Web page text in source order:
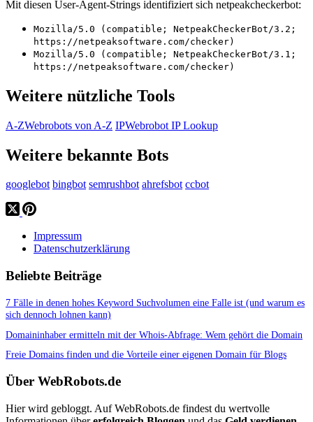
Mit diesen User-Agent-Strings identifiziert sich netpeakcheckerbot:
Mozilla/5.0 (compatible; NetpeakCheckerBot/3.2;
https://netpeaksoftware.com/checker)
Mozilla/5.0 (compatible; NetpeakCheckerBot/3.1;
https://netpeaksoftware.com/checker)
Weitere nützliche Tools
A-ZWebrobots von A-Z IPWebrobot IP Lookup
Weitere bekannte Bots
googlebot bingbot semrushbot ahrefsbot ccbot
Impressum
Datenschutzerklärung
Beliebte Beiträge
7 Fälle in denen hohes Keyword Suchvolumen eine Falle ist (und warum es
sich dennoch lohnen kann)
Domaininhaber ermitteln mit der Whois-Abfrage: Wem gehört die Domain
Freie Domains finden und die Vorteile einer eigenen Domain für Blogs
Über WebRobots.de
Hier wird gebloggt. Auf WebRobots.de findest du wertvolle